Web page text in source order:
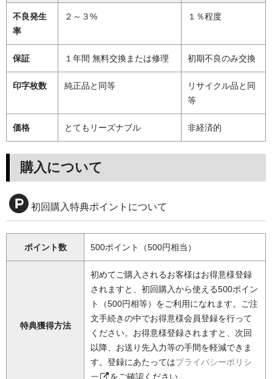
不良発生
率
２～３% １％程度
保証 １年間 無料交換または修理 初期不良のみ交換
印字枚数 純正品と同等
リサイクル品と同
等
価格 とてもリーズナブル 非経済的
購入について
初回購入特典ポイントについて
ポイント数 500ポイント（500円相当）
特典獲得方法
初めてご購入されるお客様はお得意様登録
されますと、初回購入から使える500ポイン
ト（500円相等）をご利用になれます。ご注
文手続きの中でお得意様会員登録を行って
ください。お得意様登録されますと、次回
以降、お送り先入力等の手間を軽減できま
す。登録にあたってはプライバシーポリシ
ー
をご確認ください。